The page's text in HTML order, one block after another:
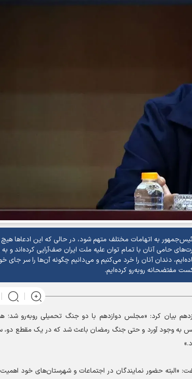
به اتهامات مختلف متهم شود، در حالی که این ادعاها هیچ
حامی آنان با تمام توان علیه ملت ایران صف‌آرایی کرده‌اند و به
دندان آنان را خرد می‌کنیم و می‌دانیم چگونه آن‌ها را سر جای
مفتضحانه روبه‌رو کرده‌ایم.
بیان کرد: «مجلس دوازدهم با دو جنگ تحمیلی روبه‌رو شد؛
وجود آورد و حتی جنگ رمضان باعث شد که در یک مقطع دو،
«البته حضور نمایندگان در اجتماعات و شهرستان‌های خود